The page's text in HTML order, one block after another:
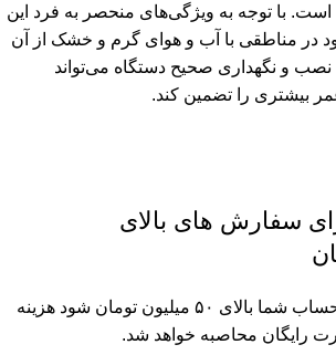
با توجه به ویژگی‌های منحصر به فرد این
در مناطقی با آب و هوای گرم و خشک از آن
نصب و نگهداری صحیح دستگاه می‌تواند
بیشتری را تضمین کند.
سفارش های بالای
چنان چه جمع صورت حساب شما بالای ۵۰ میلیون تومان شود هزینه
رایگان محاصبه خواهد شد.